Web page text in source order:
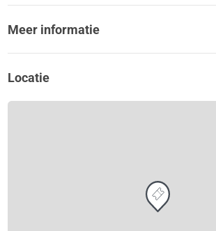
Meer informatie
Locatie